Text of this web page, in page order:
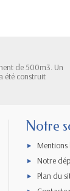
de 500m3. Un
été construit
Notre
Mentions
Notre
Plan du